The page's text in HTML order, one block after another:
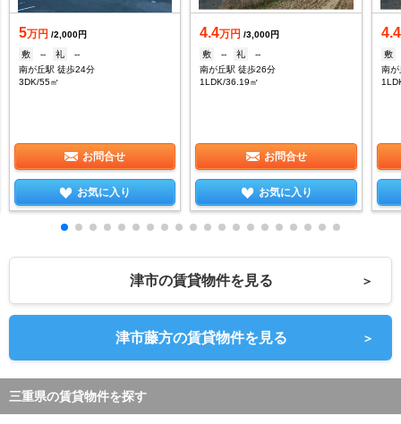
5万円 /2,000円
敷
-- 礼
--
南が丘駅 徒歩24分
3DK/55㎡
お問合せ
お気に入り
4.4万円 /3,000円
敷
-- 礼
--
南が丘駅 徒歩26分
1LDK/36.19㎡
お問合せ
お気に入り
4.4
敷
南
津市の賃貸物件を見る ＞
津市藤方の賃貸物件を見る ＞
三重県の賃貸物件を探す